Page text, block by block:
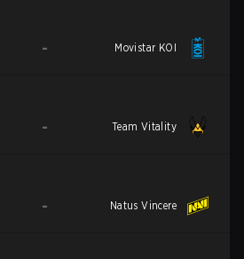
- Movistar KOI
- Team Vitality
- Natus Vincere